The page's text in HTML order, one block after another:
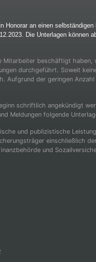
Honorar an einen
Die Unterlagen können
Mitarbeiter beschäftigt
durchgeführt. Soweit
Aufgrund der geringen
schriftlich angekündigt
Meldungen folgende
und publizistische
einschließlich
und